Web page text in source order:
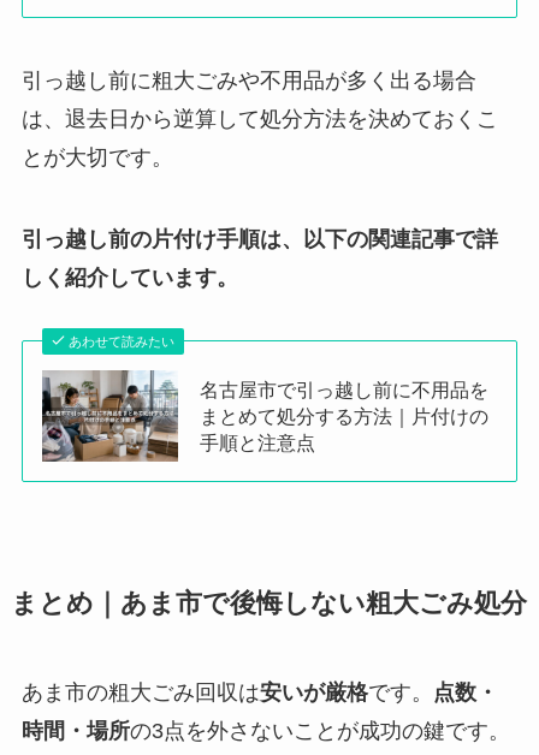
引っ越し前に粗大ごみや不用品が多く出る場合
は、退去日から逆算して処分方法を決めておくこ
とが大切です。
引っ越し前の片付け手順は、以下の関連記事で詳
しく紹介しています。
あわせて読みたい
名古屋市で引っ越し前に不用品を
まとめて処分する方法｜片付けの
手順と注意点
まとめ｜あま市で後悔しない粗大ごみ処分
あま市の粗大ごみ回収は安いが厳格です。
点数・
時間・場所の3点を外さないことが成功の鍵です。